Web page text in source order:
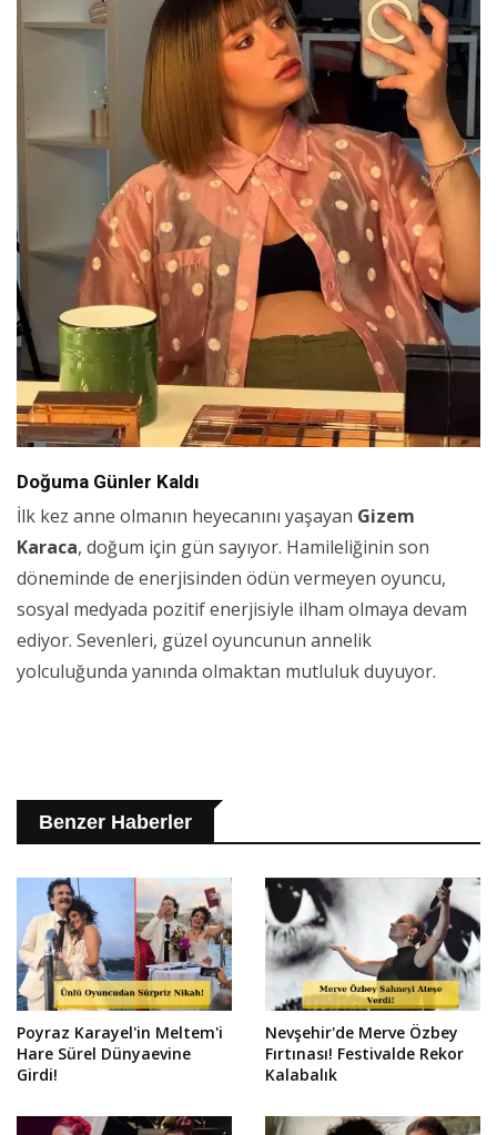
Doğuma Günler Kaldı
İlk kez anne olmanın heyecanını yaşayan Gizem
Karaca, doğum için gün sayıyor. Hamileliğinin son
döneminde de enerjisinden ödün vermeyen oyuncu,
sosyal medyada pozitif enerjisiyle ilham olmaya devam
ediyor. Sevenleri, güzel oyuncunun annelik
yolculuğunda yanında olmaktan mutluluk duyuyor.
Benzer Haberler
Poyraz Karayel'in Meltem'i
Hare Sürel Dünyaevine
Girdi!
Nevşehir'de Merve Özbey
Fırtınası! Festivalde Rekor
Kalabalık